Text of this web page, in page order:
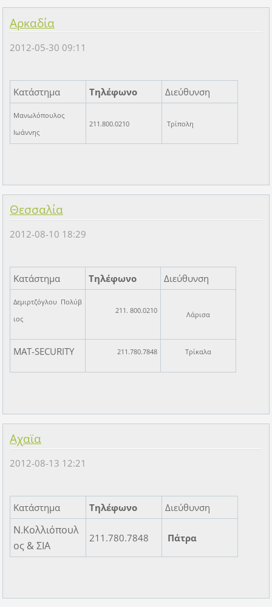
Αρκαδία
2012-05-30 09:11
Κατάστημα Τηλέφωνο Διεύθυνση
Μανωλόπουλος
Ιωάννης
211.800.0210 Τρίπολη
Θεσσαλία
2012-08-10 18:29
Κατάστημα Τηλέφωνο Διεύθυνση
Δεμιρτζόγλου Πολύβ
ιος
211. 800.0210 Λάρισα
MAT-SECURITY 211.780.7848 Τρίκαλα
Αχαϊα
2012-08-13 12:21
Κατάστημα Τηλέφωνο Διεύθυνση
Ν.Κολλιόπουλ
ος & ΣΙΑ
211.780.7848 Πάτρα